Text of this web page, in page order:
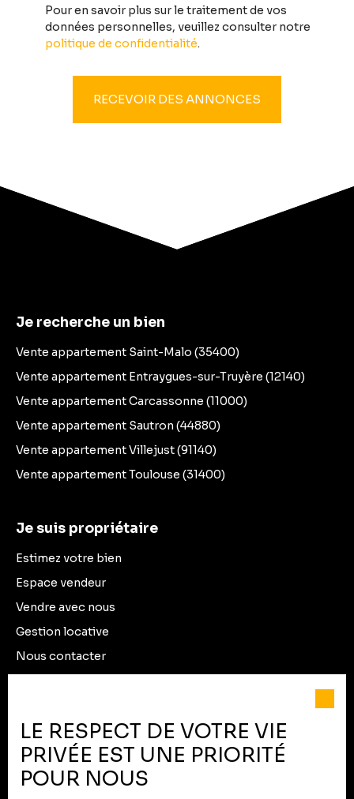
Pour en savoir plus sur le traitement de vos
données personnelles, veuillez consulter notre
politique de confidentialité.
RECEVOIR DES ANNONCES
Je recherche un bien
Vente appartement Saint-Malo (35400)
Vente appartement Entraygues-sur-Truyère (12140)
Vente appartement Carcassonne (11000)
Vente appartement Sautron (44880)
Vente appartement Villejust (91140)
Vente appartement Toulouse (31400)
Je suis propriétaire
Estimez votre bien
Espace vendeur
Vendre avec nous
Gestion locative
Nous contacter
Recrutement
Nos honoraires
Mentions légales
LE RESPECT DE VOTRE VIE
PRIVÉE EST UNE PRIORITÉ
POUR NOUS